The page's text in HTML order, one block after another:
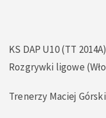
KS DAP U10 (TT 2014A)
Rozgrywki ligowe
Trenerzy Maciej